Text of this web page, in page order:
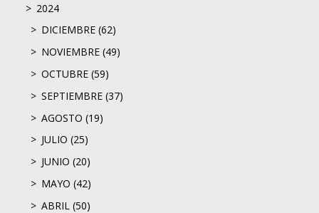
2024
DICIEMBRE (62)
NOVIEMBRE (49)
OCTUBRE (59)
SEPTIEMBRE (37)
AGOSTO (19)
JULIO (25)
JUNIO (20)
MAYO (42)
ABRIL (50)